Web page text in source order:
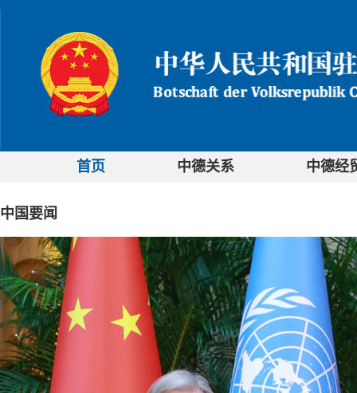
首页 中德关系 中德经
中国要闻